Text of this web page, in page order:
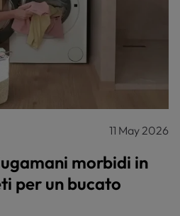
11 May 2026
morbidi in
per un bucato